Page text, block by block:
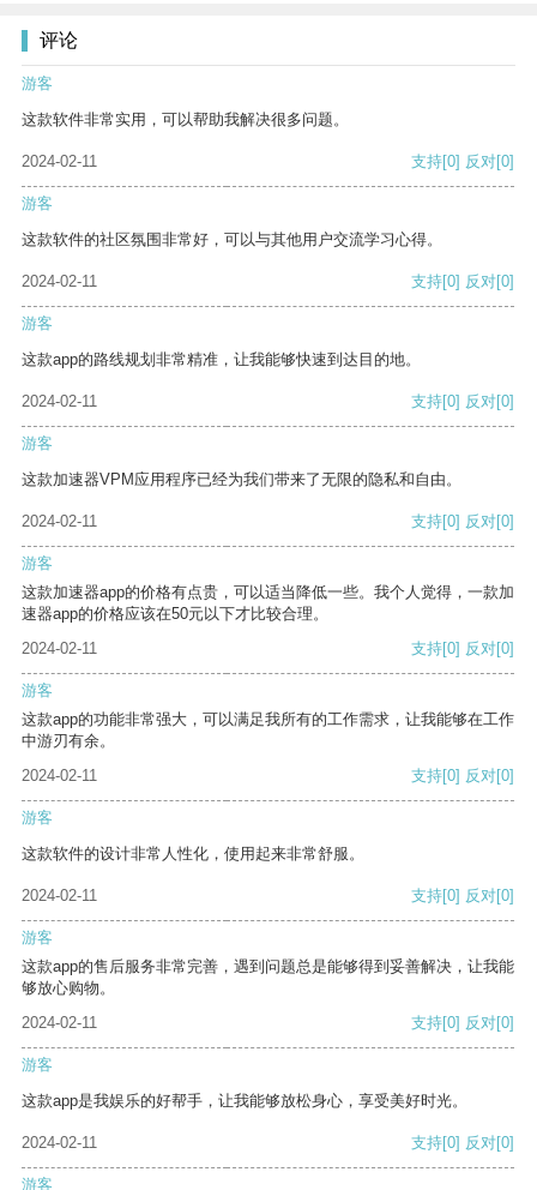
评论
游客
这款软件非常实用，可以帮助我解决很多问题。
2024-02-11 支持[0] 反对[0]
游客
这款软件的社区氛围非常好，可以与其他用户交流学习心得。
2024-02-11 支持[0] 反对[0]
游客
这款app的路线规划非常精准，让我能够快速到达目的地。
2024-02-11 支持[0] 反对[0]
游客
这款加速器VPM应用程序已经为我们带来了无限的隐私和自由。
2024-02-11 支持[0] 反对[0]
游客
这款加速器app的价格有点贵，可以适当降低一些。我个人觉得，一款加
速器app的价格应该在50元以下才比较合理。
2024-02-11
支持[0] 反对[0]
游客
这款app的功能非常强大，可以满足我所有的工作需求，让我能够在工作
中游刃有余。
2024-02-11
支持[0] 反对[0]
游客
这款软件的设计非常人性化，使用起来非常舒服。
2024-02-11 支持[0] 反对[0]
游客
这款app的售后服务非常完善，遇到问题总是能够得到妥善解决，让我能
够放心购物。
2024-02-11
支持[0] 反对[0]
游客
这款app是我娱乐的好帮手，让我能够放松身心，享受美好时光。
2024-02-11 支持[0] 反对[0]
游客